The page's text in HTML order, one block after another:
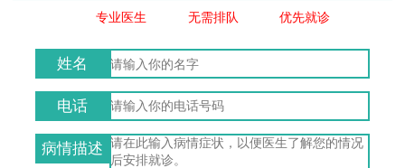
专业医生 无需排队 优先就诊
姓名
电话
病情描述